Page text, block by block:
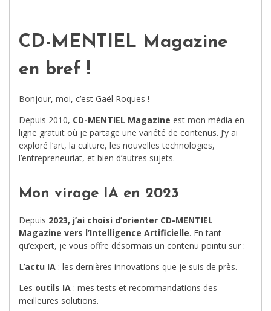
CD-MENTIEL Magazine
en bref !
Bonjour, moi, c’est Gaël Roques !
Depuis 2010, CD-MENTIEL Magazine est mon média en
ligne gratuit où je partage une variété de contenus. J’y ai
exploré l’art, la culture, les nouvelles technologies,
l’entrepreneuriat, et bien d’autres sujets.
Mon virage IA en 2023
Depuis 2023, j’ai choisi d’orienter CD-MENTIEL
Magazine vers l’Intelligence Artificielle. En tant
qu’expert, je vous offre désormais un contenu pointu sur :
L’actu IA : les dernières innovations que je suis de près.
Les outils IA : mes tests et recommandations des
meilleures solutions.